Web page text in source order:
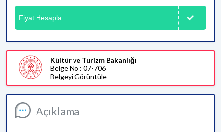
Açıklama
Fiyat Hesapla
Kültür ve Turizm Bakanlığı
Belge No : 07-706
Belgeyi Görüntüle